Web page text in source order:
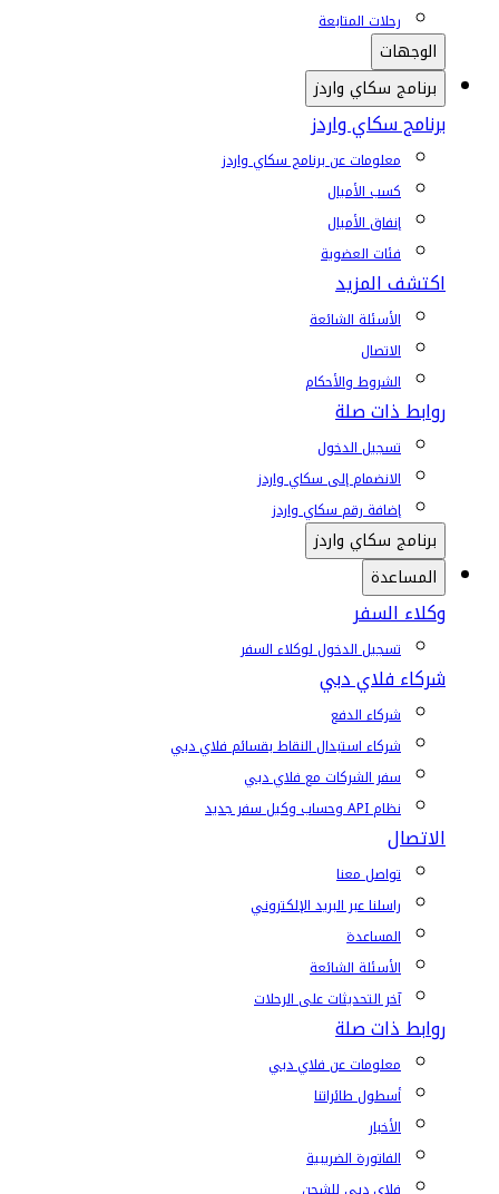
رحلات المتابعة
الوجهات
برنامج سكاي واردز
برنامج سكاي واردز
معلومات عن برنامج سكاي واردز
كسب الأميال
إنفاق الأميال
فئات العضوية
اكتشف المزيد
الأسئلة الشائعة
الاتصال
الشروط والأحكام
روابط ذات صلة
تسجيل الدخول
الانضمام إلى سكاي واردز
إضافة رقم سكاي واردز
برنامج سكاي واردز
المساعدة
وكلاء السفر
تسجيل الدخول لوكلاء السفر
شركاء فلاي دبي
شركاء الدفع
شركاء استبدال النقاط بقسائم فلاي دبي
سفر الشركات مع فلاي دبي
نظام API وحساب وكيل سفر جديد
الاتصال
تواصل معنا
راسلنا عبر البريد الإلكتروني
المساعدة
الأسئلة الشائعة
آخر التحديثات على الرحلات
روابط ذات صلة
معلومات عن فلاي دبي
أسطول طائراتنا
الأخبار
الفاتورة الضريبية